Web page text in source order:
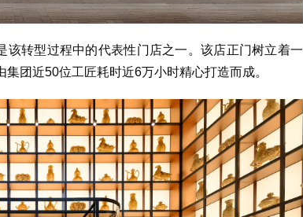
该转型过程中的代表性门店之一。该店正门树立着一
集团近50位工匠耗时近6万小时精心打造而成。